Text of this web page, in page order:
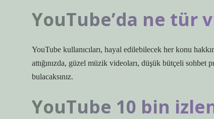
YouTube’da ne tür
YouTube kullanıcıları, hayal edilebilecek her konu
attığınızda, güzel müzik videoları, düşük bütçeli sohbet
bulacaksınız.
YouTube 10 bin